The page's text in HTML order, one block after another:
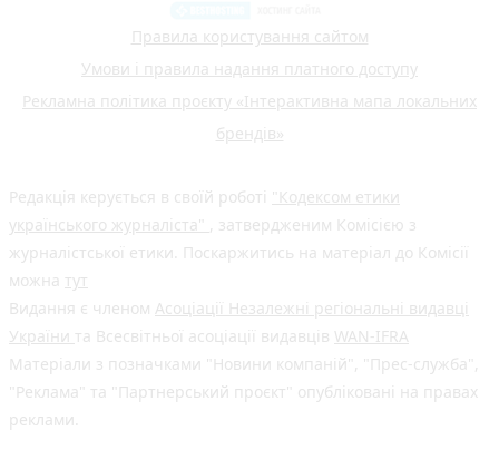
Правила користування сайтом
Умови і правила надання платного доступу
Рекламна політика проєкту «Інтерактивна мапа локальних
брендів»
Редакція керується в своїй роботі "Кодексом етики
українського журналіста"
, затвердженим Комісією з
журналістської етики. Поскаржитись на матеріал до Комісії
можна тут
Видання є членом Асоціації Незалежні регіональні видавці
України та Всесвітньої асоціації видавців WAN-IFRA
Матеріали з позначками "Новини компаній", "Прес-служба",
"Реклама" та "Партнерський проєкт" опубліковані на правах
реклами.